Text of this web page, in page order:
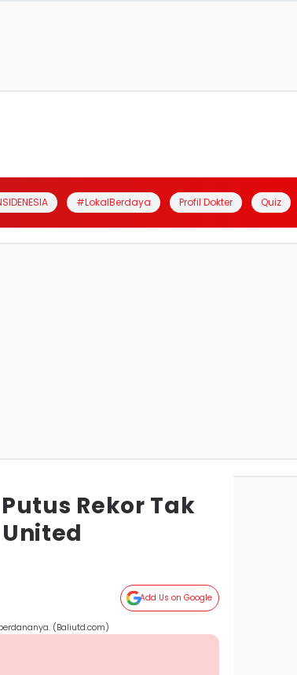
#LokalBerdaya Profil Dokter Quiz
Rekor Tak
Add Us on Google
(Baliutd.com)